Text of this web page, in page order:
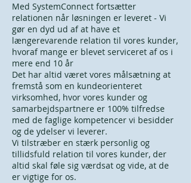
Med SystemConnect fortsætter
relationen når løsningen er leveret - Vi
gør en dyd ud af at have et
længerevarende relation til vores kunder,
hvoraf mange er blevet serviceret af os i
mere end 10 år
Det har altid været vores målsætning at
fremstå som en kundeorienteret
virksomhed, hvor vores kunder og
samarbejdspartnere er 100% tilfredse
med de faglige kompetencer vi besidder
og de ydelser vi leverer.
Vi tilstræber en stærk personlig og
tillidsfuld relation til vores kunder, der
altid skal føle sig værdsat og vide, at de
er vigtige for os.